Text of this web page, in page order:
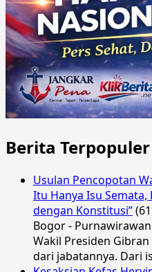
Berita Terpopuler
Usulan Pencopotan
Itu Hanya Isu
dengan Konstitusi”
Bogor -
Wakil Presiden
dari jabatannya. Dari